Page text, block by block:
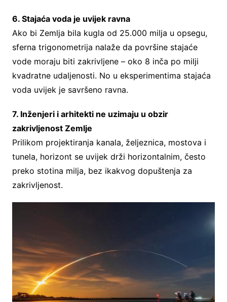
6. Stajaća voda je uvijek ravna
Ako bi Zemlja bila kugla od 25.000 milja u opsegu,
sferna trigonometrija nalaže da površine stajaće
vode moraju biti zakrivljene – oko 8 inča po milji
kvadratne udaljenosti. No u eksperimentima stajaća
voda uvijek je savršeno ravna.
7. Inženjeri i arhitekti ne uzimaju u obzir
zakrivljenost Zemlje
Prilikom projektiranja kanala, željeznica, mostova i
tunela, horizont se uvijek drži horizontalnim, često
preko stotina milja, bez ikakvog dopuštenja za
zakrivljenost.